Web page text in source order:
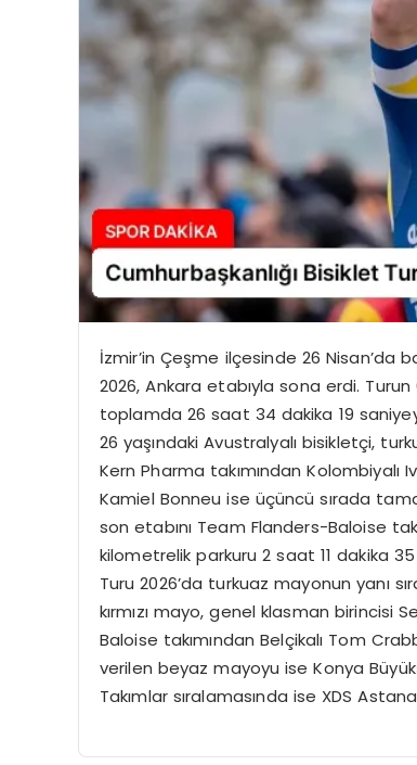
İzmir’in Çeşme ilçesinde 26 Nisan’da
2026, Ankara etabıyla sona erdi.
toplamda 26 saat 34 dakika 19
26 yaşındaki Avustralyalı bisikletçi,
Kern Pharma takımından Kolombiyalı
Kamiel Bonneu ise üçüncü sırada
son etabını Team Flanders-Baloise
kilometrelik parkuru 2 saat 11 dakika
Turu 2026’da turkuaz mayonun yanı
kırmızı mayo, genel klasman birincisi
Baloise takımından Belçikalı Tom
verilen beyaz mayoyu ise Konya
Takımlar sıralamasında ise XDS